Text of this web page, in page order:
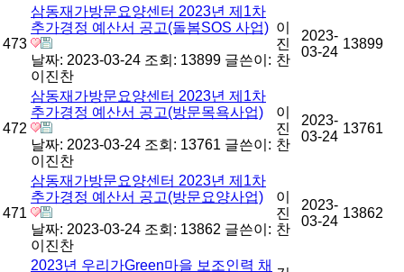
473
삼동재가방문요양센터 2023년 제1차
추가경정 예산서 공고(돌봄SOS 사업)
날짜: 2023-03-24 조회: 13899 글쓴이:
이진찬
이
진
찬
2023-
03-24
13899
472
삼동재가방문요양센터 2023년 제1차
추가경정 예산서 공고(방문목욕사업)
날짜: 2023-03-24 조회: 13761 글쓴이:
이진찬
이
진
찬
2023-
03-24
13761
471
삼동재가방문요양센터 2023년 제1차
추가경정 예산서 공고(방문요양사업)
날짜: 2023-03-24 조회: 13862 글쓴이:
이진찬
이
진
찬
2023-
03-24
13862
2023년 우리가Green마을 보조인력 채